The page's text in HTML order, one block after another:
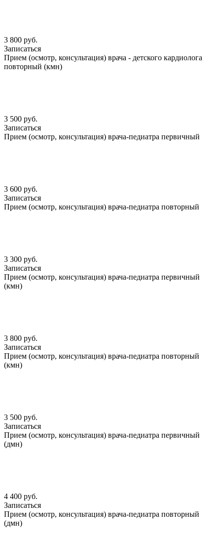
3 800 руб.
Записаться
Прием (осмотр, консультация) врача - детского кардиолога
повторный (кмн)
3 500 руб.
Записаться
Прием (осмотр, консультация) врача-педиатра первичный
3 600 руб.
Записаться
Прием (осмотр, консультация) врача-педиатра повторный
3 300 руб.
Записаться
Прием (осмотр, консультация) врача-педиатра первичный
(кмн)
3 800 руб.
Записаться
Прием (осмотр, консультация) врача-педиатра повторный
(кмн)
3 500 руб.
Записаться
Прием (осмотр, консультация) врача-педиатра первичный
(дмн)
4 400 руб.
Записаться
Прием (осмотр, консультация) врача-педиатра повторный
(дмн)